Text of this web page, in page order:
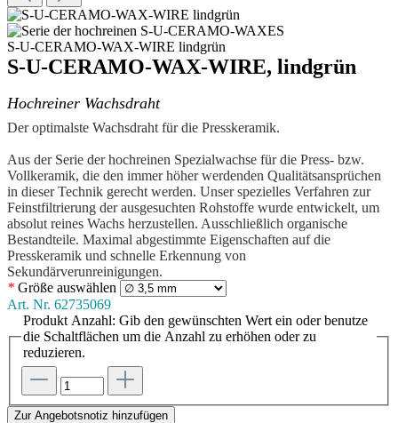
S-U-CERAMO-WAX-WIRE lindgrün
S-U-CERAMO-WAX-WIRE, lindgrün
Hochreiner Wachsdraht
Der optimalste Wachsdraht für die Presskeramik.
Aus der Serie der hochreinen Spezialwachse für die Press- bzw.
Vollkeramik, die den immer höher werdenden Qualitätsansprüchen
in dieser Technik gerecht werden. Unser spezielles Verfahren zur
Feinstfiltrierung der ausgesuchten Rohstoffe wurde entwickelt, um
absolut reines Wachs herzustellen. Ausschließlich organische
Bestandteile. Maximal abgestimmte Eigenschaften auf die
Presskeramik und schnelle Erkennung von
Sekundärverunreinigungen.
* Größe auswählen
Art. Nr. 62735069
Produkt Anzahl: Gib den gewünschten Wert ein oder benutze
die Schaltflächen um die Anzahl zu erhöhen oder zu
reduzieren.
Zur Angebotsnotiz hinzufügen